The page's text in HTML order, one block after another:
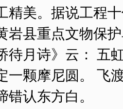
精美。据说工程
岩县重点文物保
待月诗》云： 五
一颗摩尼圆。 飞
错认东方白。